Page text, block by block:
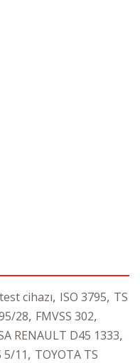
cihazı, ISO 3795, TS
28, FMVSS 302,
RENAULT D45 1333,
5/11, TOYOTA TS